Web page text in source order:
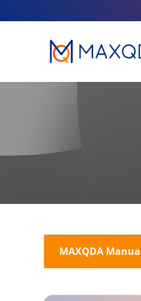
MAXQDA